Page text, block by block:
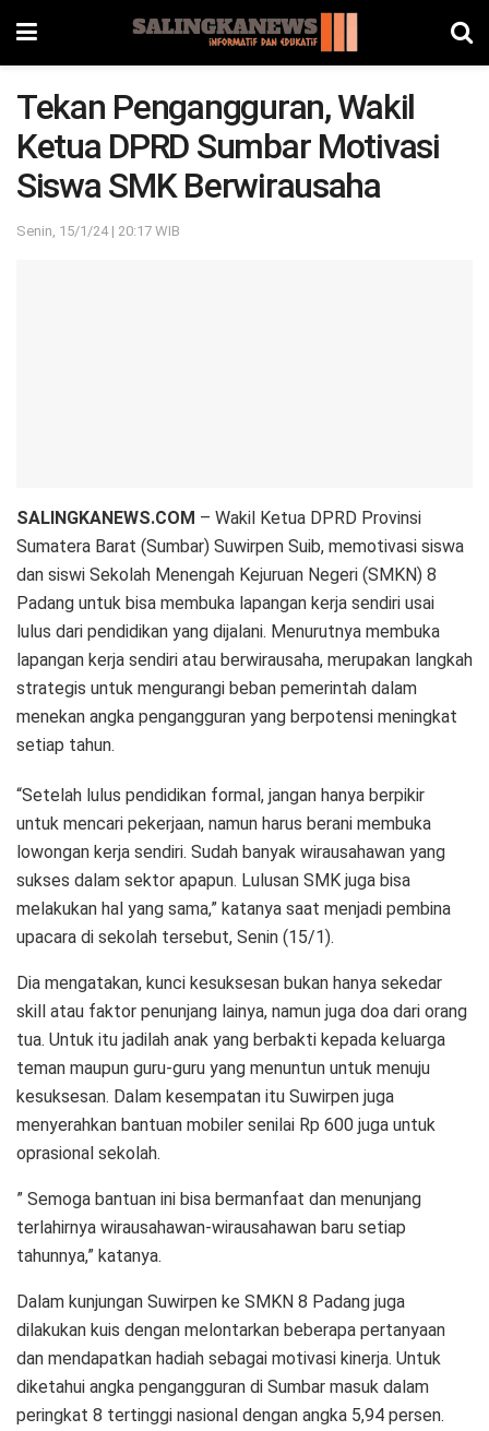
Tekan Pengangguran, Wakil
Ketua DPRD Sumbar Motivasi
Siswa SMK Berwirausaha
Senin, 15/1/24 | 20:17 WIB
SALINGKANEWS.COM – Wakil Ketua DPRD Provinsi
Sumatera Barat (Sumbar) Suwirpen Suib, memotivasi siswa
dan siswi Sekolah Menengah Kejuruan Negeri (SMKN) 8
Padang untuk bisa membuka lapangan kerja sendiri usai
lulus dari pendidikan yang dijalani. Menurutnya membuka
lapangan kerja sendiri atau berwirausaha, merupakan langkah
strategis untuk mengurangi beban pemerintah dalam
menekan angka pengangguran yang berpotensi meningkat
setiap tahun.
“Setelah lulus pendidikan formal, jangan hanya berpikir
untuk mencari pekerjaan, namun harus berani membuka
lowongan kerja sendiri. Sudah banyak wirausahawan yang
sukses dalam sektor apapun. Lulusan SMK juga bisa
melakukan hal yang sama,” katanya saat menjadi pembina
upacara di sekolah tersebut, Senin (15/1).
Dia mengatakan, kunci kesuksesan bukan hanya sekedar
skill atau faktor penunjang lainya, namun juga doa dari orang
tua. Untuk itu jadilah anak yang berbakti kepada keluarga
teman maupun guru-guru yang menuntun untuk menuju
kesuksesan. Dalam kesempatan itu Suwirpen juga
menyerahkan bantuan mobiler senilai Rp 600 juga untuk
oprasional sekolah.
” Semoga bantuan ini bisa bermanfaat dan menunjang
terlahirnya wirausahawan-wirausahawan baru setiap
tahunnya,” katanya.
Dalam kunjungan Suwirpen ke SMKN 8 Padang juga
dilakukan kuis dengan melontarkan beberapa pertanyaan
dan mendapatkan hadiah sebagai motivasi kinerja. Untuk
diketahui angka pengangguran di Sumbar masuk dalam
peringkat 8 tertinggi nasional dengan angka 5,94 persen.